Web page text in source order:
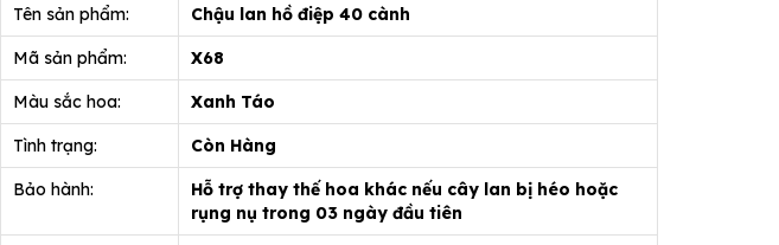
Tên sản phẩm: Chậu lan hồ điệp 40 cành
Mã sản phẩm: X68
Màu sắc hoa: Xanh Táo
Tình trạng: Còn Hàng
Bảo hành:
Hỗ trợ thay thế hoa khác nếu cây lan bị héo hoặc
rụng nụ trong 03 ngày đầu tiên